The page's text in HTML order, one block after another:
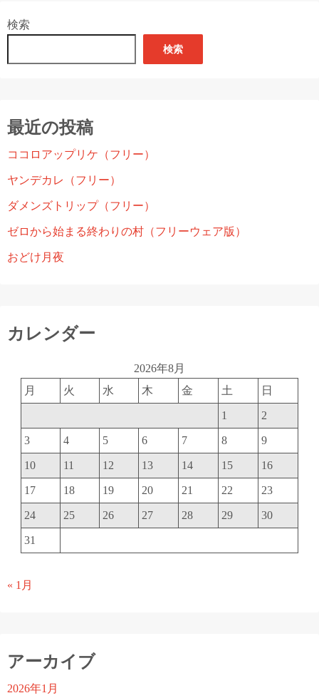
検索
検索
最近の投稿
ココロアップリケ（フリー）
ヤンデカレ（フリー）
ダメンズトリップ（フリー）
ゼロから始まる終わりの村（フリーウェア版）
おどけ月夜
カレンダー
2026年8月
月
火 水 木 金 土 日
1 2
3 4 5 6 7 8 9
10 11 12 13 14 15 16
17 18 19 20 21 22 23
24 25 26 27 28 29 30
31
« 1月
アーカイブ
2026年1月